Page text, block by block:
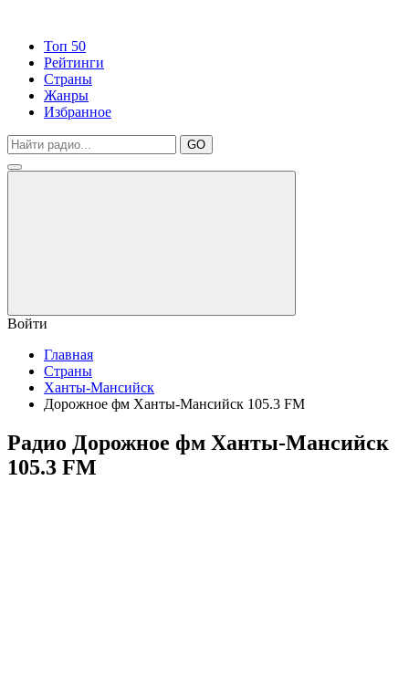
Топ 50
Рейтинги
Страны
Жанры
Избранное
GO
Войти
Главная
Страны
Ханты-Мансийск
Дорожное фм Ханты-Мансийск 105.3 FM
Радио Дорожное фм Ханты-Мансийск
105.3 FM